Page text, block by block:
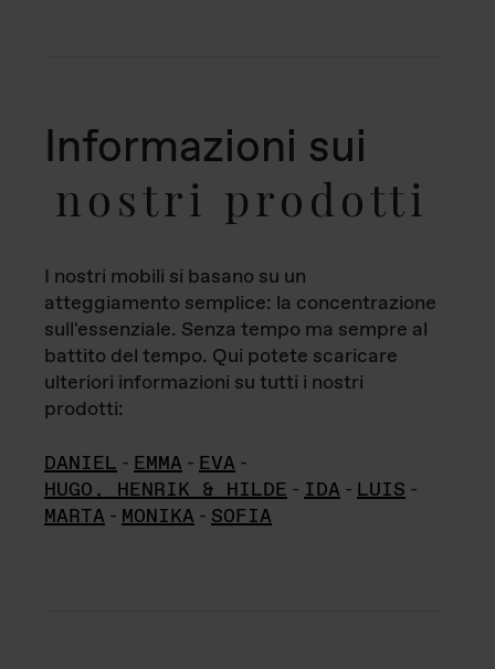
Informazioni sui
nostri prodotti
I nostri mobili si basano su un
atteggiamento semplice: la concentrazione
sull'essenziale. Senza tempo ma sempre al
battito del tempo. Qui potete scaricare
ulteriori informazioni su tutti i nostri
prodotti:
DANIEL - EMMA - EVA -
HUGO, HENRIK & HILDE - IDA - LUIS -
MARTA - MONIKA - SOFIA